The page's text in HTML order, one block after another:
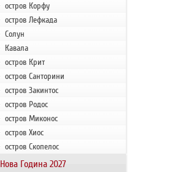
остров Корфу
остров Лефкада
Солун
Кавала
остров Крит
остров Санторини
остров Закинтос
остров Родос
остров Миконос
остров Хиос
остров Скопелос
Нова Година 2027